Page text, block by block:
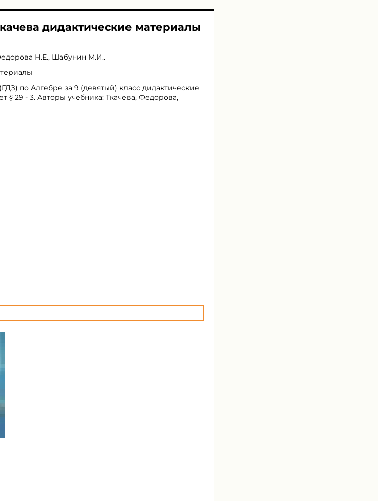
дидактические материалы
Н.Е., Шабунин М.И..
по Алгебре за 9 (девятый) класс дидактические
§ 29 - 3. Авторы учебника: Ткачева, Федорова,